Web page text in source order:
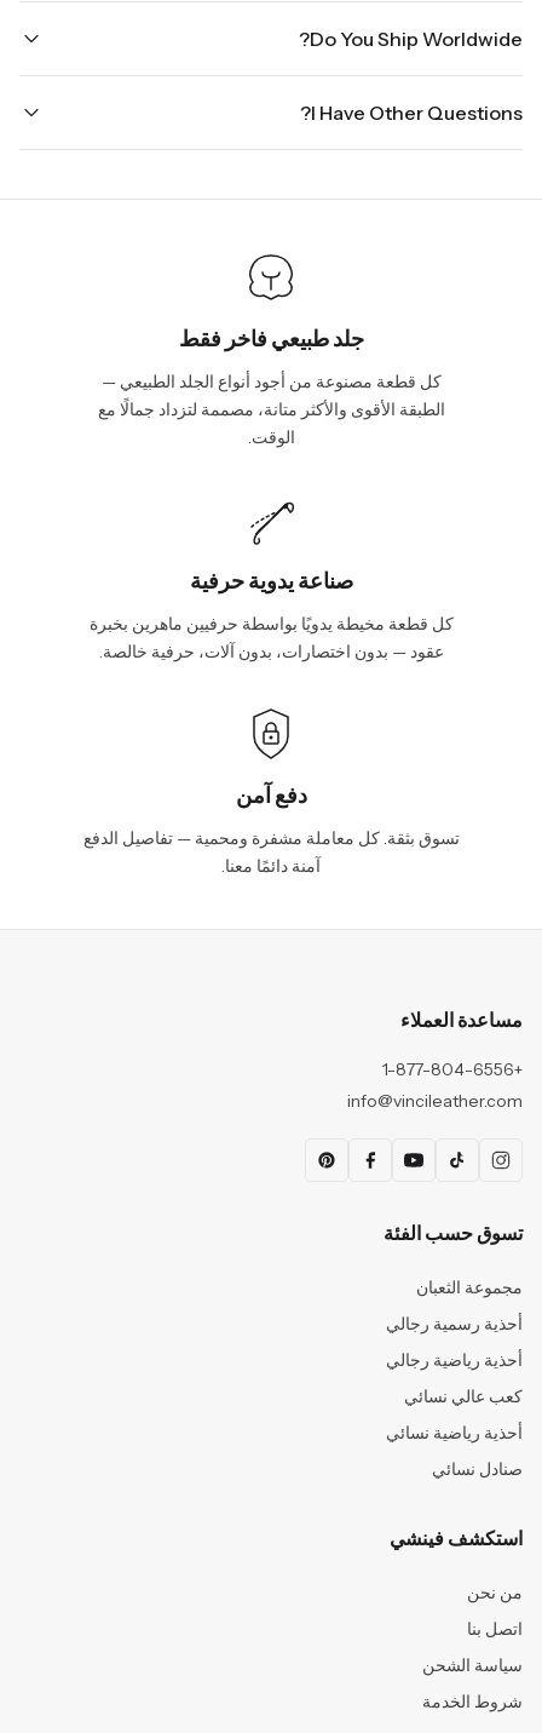
Orders placed Friday afternoon through Sunday or on holidays
will be shipped on the next business day. Please allow up to
the holidays. Standard shipping takes four to seven business
days, depending on your location. International shipments will
Do You Ship Worldwide?
ground.
I Have Other Questions?
جلد طبيعي فاخر فقط
كل قطعة مصنوعة من أجود أنواع الجلد الطبيعي —
الطبقة الأقوى والأكثر متانة، مصممة لتزداد جمالًا مع
الوقت.
صناعة يدوية حرفية
كل قطعة مخيطة يدويًا بواسطة حرفيين ماهرين بخبرة
عقود — بدون اختصارات، بدون آلات، حرفية خالصة.
دفع آمن
تسوق بثقة. كل معاملة مشفرة ومحمية — تفاصيل الدفع
آمنة دائمًا معنا.
مساعدة العملاء
+1-877-804-6556
info@vincileather.com
تسوق حسب الفئة
مجموعة الثعبان
أحذية رسمية رجالي
أحذية رياضية رجالي
كعب عالي نسائي
أحذية رياضية نسائي
صنادل نسائي
استكشف فينشي
من نحن
اتصل بنا
سياسة الشحن
شروط الخدمة